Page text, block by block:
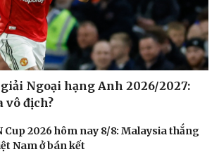
Ngoại hạng Anh 2026/2027:
vô địch?
Cup 2026 hôm nay 8/8: Malaysia thắng
Nam ở bán kết